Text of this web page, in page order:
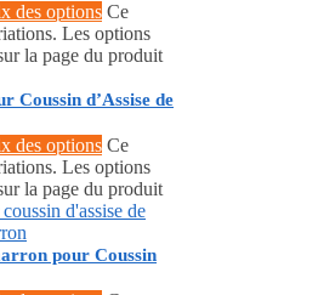
des options Ce
Les options
la page du produit
Coussin d’Assise de
des options Ce
Les options
la page du produit
pour Coussin